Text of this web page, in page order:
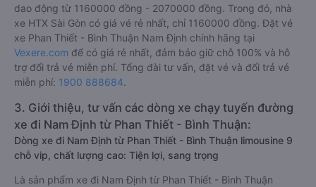
dao động từ 1160000 đồng - 2070000 đồng. Trong đó, nhà
xe HTX Sài Gòn có giá vé rẻ nhất, chỉ 1160000 đồng. Đặt vé
xe Phan Thiết - Bình Thuận Nam Định chính hãng tại
Vexere.com để có giá rẻ nhất, đảm bảo giữ chỗ 100% và hỗ
trợ đổi trả vé miễn phí. Tổng đài tư vấn, đặt vé và đổi trả vé
miễn phí: 1900 888684.
3. Giới thiệu, tư vấn các dòng xe chạy tuyến đường
xe đi Nam Định từ Phan Thiết - Bình Thuận:
Dòng xe đi Nam Định từ Phan Thiết - Bình Thuận limousine 9
chỗ vip, chất lượng cao: Tiện lợi, sang trọng
Là sản phẩm xe đi Nam Định từ Phan Thiết - Bình Thuận